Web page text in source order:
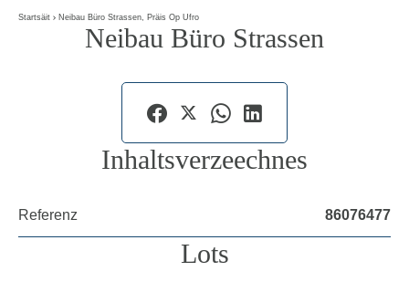
Startsäit Neibau Büro Strassen, Präis Op Ufro
Neibau Büro Strassen
Inhaltsverzeechnes
Referenz 86076477
Lots